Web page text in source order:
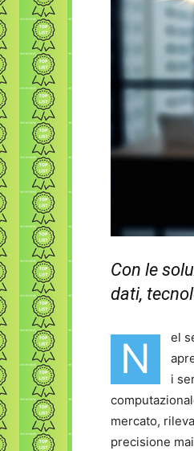
Con le
dati,
N
el
i
mercato,
precisione